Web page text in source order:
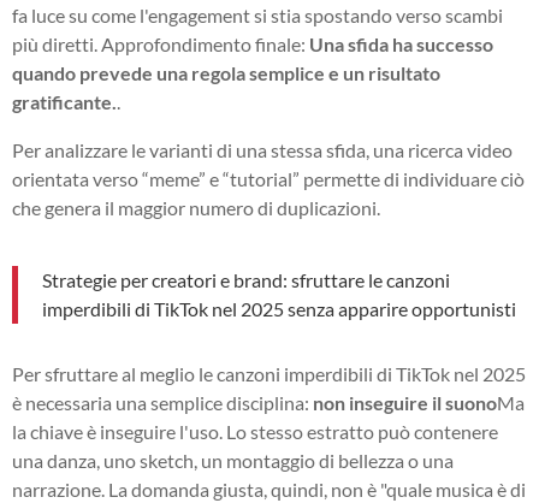
fa luce su come l'engagement si stia spostando verso scambi
più diretti. Approfondimento finale: Una sfida ha successo
quando prevede una regola semplice e un risultato
gratificante..
Per analizzare le varianti di una stessa sfida, una ricerca video
orientata verso “meme” e “tutorial” permette di individuare ciò
che genera il maggior numero di duplicazioni.
Strategie per creatori e brand: sfruttare le canzoni
imperdibili di TikTok nel 2025 senza apparire opportunisti
Per sfruttare al meglio le canzoni imperdibili di TikTok nel 2025
è necessaria una semplice disciplina: non inseguire il suonoMa
la chiave è inseguire l'uso. Lo stesso estratto può contenere
una danza, uno sketch, un montaggio di bellezza o una
narrazione. La domanda giusta, quindi, non è "quale musica è di